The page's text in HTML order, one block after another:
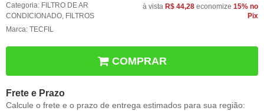
Categoria: FILTRO DE AR
CONDICIONADO, FILTROS
Marca: TECFIL
à vista R$ 44,28 economize 15% no
Pix
COMPRAR
Frete e Prazo
Calcule o frete e o prazo de entrega estimados para sua região: